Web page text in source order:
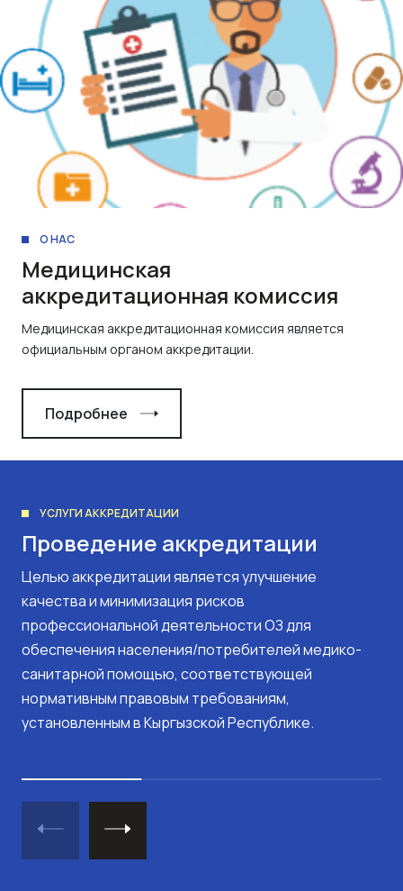
О НАС
Медицинская
аккредитационная комиссия
Медицинская аккредитационная комиссия является
официальным органом аккредитации.
Подробнее
УСЛУГИ АККРЕДИТАЦИИ
Проведение аккредитации
Целью аккредитации является улучшение
качества и минимизация рисков
профессиональной деятельности ОЗ для
обеспечения населения/потребителей медико-
санитарной помощью, соответствующей
нормативным правовым требованиям,
установленным в Кыргызской Республике.